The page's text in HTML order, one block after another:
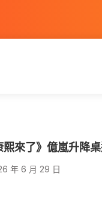
熙來了》億嵐升降
年 6 月 29 日